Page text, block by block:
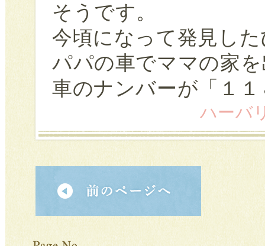
そうです。
今頃になって発見し
パパの車でママの家
車のナンバーが「１
ハーバ